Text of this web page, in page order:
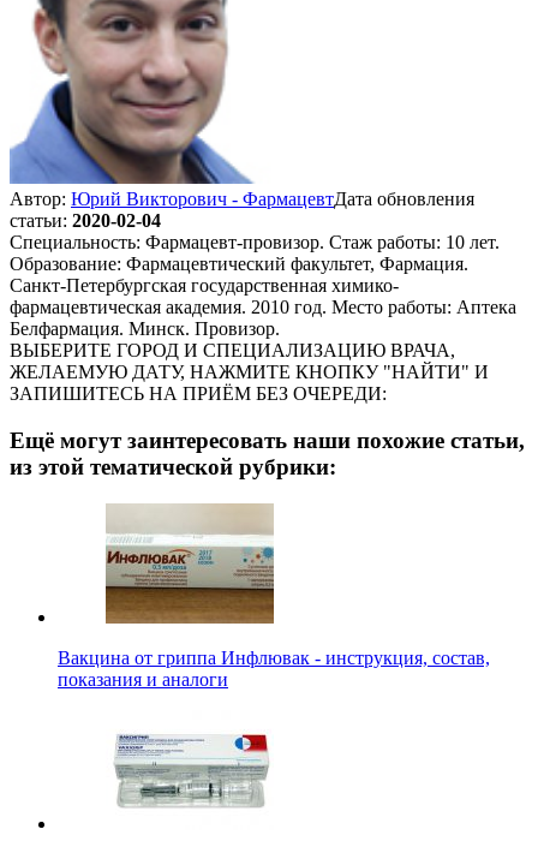
Автор: Юрий Викторович - ФармацевтДата обновления
статьи: 2020-02-04
Специальность: Фармацевт-провизор. Стаж работы: 10 лет.
Образование: Фармацевтический факультет, Фармация.
Санкт-Петербургская государственная химико-
фармацевтическая академия. 2010 год. Место работы: Аптека
Белфармация. Минск. Провизор.
ВЫБЕРИТЕ ГОРОД И СПЕЦИАЛИЗАЦИЮ ВРАЧА,
ЖЕЛАЕМУЮ ДАТУ, НАЖМИТЕ КНОПКУ "НАЙТИ" И
ЗАПИШИТЕСЬ НА ПРИЁМ БЕЗ ОЧЕРЕДИ:
Ещё могут заинтересовать наши похожие статьи,
из этой тематической рубрики:
Вакцина от гриппа Инфлювак - инструкция, состав,
показания и аналоги